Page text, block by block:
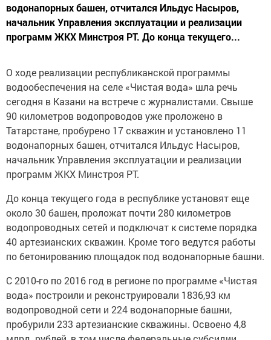
водонапорных башен, отчитался Ильдус Насыров,
начальник Управления эксплуатации и реализации
программ ЖКХ Минстроя РТ. До конца текущего...
О ходе реализации республиканской программы
водообеспечения на селе «Чистая вода» шла речь
сегодня в Казани на встрече с журналистами. Свыше
90 километров водопроводов уже проложено в
Татарстане, пробурено 17 скважин и установлено 11
водонапорных башен, отчитался Ильдус Насыров,
начальник Управления эксплуатации и реализации
программ ЖКХ Минстроя РТ.
До конца текущего года в республике установят еще
около 30 башен, проложат почти 280 километров
водопроводных сетей и подключат к системе порядка
40 артезианских скважин. Кроме того ведутся работы
по бетонированию площадок под водонапорные башни.
С 2010-го по 2016 год в регионе по программе «Чистая
вода» построили и реконструировали 1836,93 км
водопроводной сети и 224 водонапорные башни,
пробурили 233 артезианские скважины. Освоено 4,8